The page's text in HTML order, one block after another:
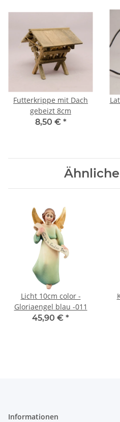
Futterkrippe mit Dach
gebeizt 8cm
8,50 € *
Licht 10cm color -
Gloriaengel blau -011
45,90 € *
Informationen